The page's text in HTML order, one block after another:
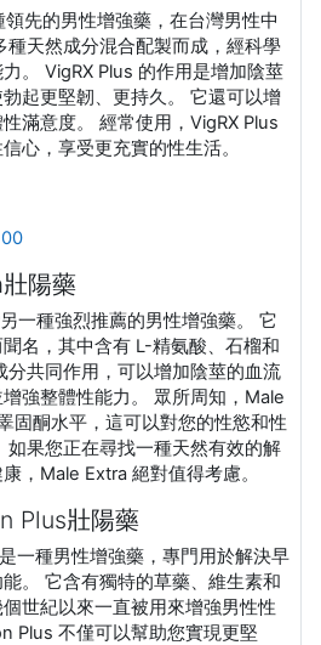
領先的男性增強藥，在台灣男性中
種天然成分混合配製而成，經科學
。 VigRX Plus 的作用是增加陰莖
起更堅韌、更持久。 它還可以增
滿意度。 經常使用，VigRX Plus
心，享受更充實的性生活。
陽藥
一種強烈推薦的男性增強藥。 它
名，其中含有 L-精氨酸、石榴和
分共同作用，可以增加陰莖的血流
強整體性能力。 眾所周知，Male
固酮水平，這可以對您的性慾和性
如果您正在尋找一種天然有效的解
，Male Extra 絕對值得考慮。
Plus壯陽藥
一種男性增強藥，專門用於解決早
。 它含有獨特的草藥、維生素和
世紀以來一直被用來增強男性性
Plus 不僅可以幫助您實現更堅